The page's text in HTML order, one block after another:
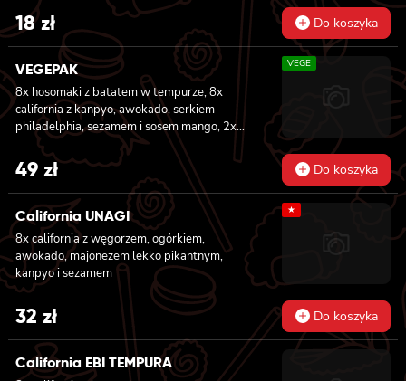
18zł Do koszyka
VEGEPAK
8x hosomaki z batatem w tempurze, 8x
california z kanpyo, awokado, serkiem
philadelphia, sezamem i sosem mango, 2x
nigiri z awokado i sosem mango
VEGE
49 zł Do koszyka
California UNAGI
8x california z węgorzem, ogórkiem,
awokado, majonezem lekko pikantnym,
kanpyo i sezamem
★
32 zł Do koszyka
California EBI TEMPURA